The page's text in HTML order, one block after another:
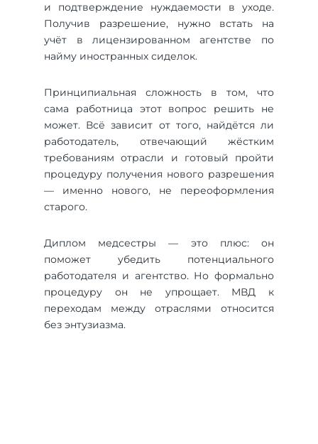
и подтверждение нуждаемости в уходе.
Получив разрешение, нужно встать на
учёт в лицензированном агентстве по
найму иностранных сиделок.
Принципиальная сложность в том, что
сама работница этот вопрос решить не
может. Всё зависит от того, найдётся ли
работодатель, отвечающий жёстким
требованиям отрасли и готовый пройти
процедуру получения нового разрешения
— именно нового, не переоформления
старого.
Диплом медсестры — это плюс: он
поможет убедить потенциального
работодателя и агентство. Но формально
процедуру он не упрощает. МВД к
переходам между отраслями относится
без энтузиазма.